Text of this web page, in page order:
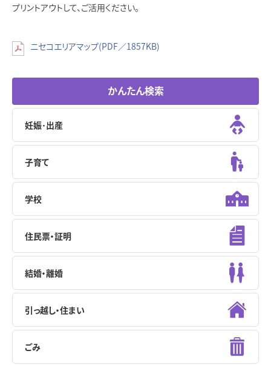
プリントアウトして、ご活用ください。
ニセコエリアマップ(PDF／1857KB)
かんたん検索
妊娠･出産
子育て
学校
住民票・証明
結婚・離婚
引っ越し・住まい
ごみ